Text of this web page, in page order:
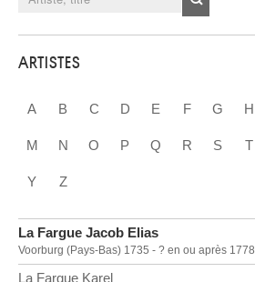
ARTISTES
A B C D E F G H
M N O P Q R S T
Y Z
La Fargue Jacob Elias
Voorburg (Pays-Bas) 1735 - ? en ou après 1778
La Fargue Karel